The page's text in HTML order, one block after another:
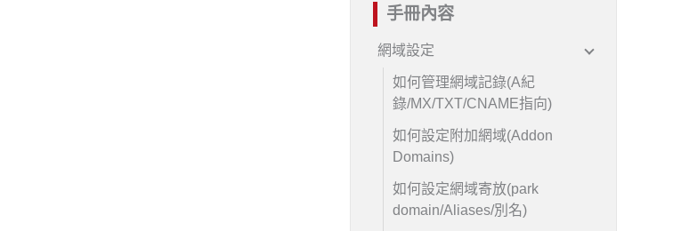
手冊內容
網域設定
如何管理網域記錄(A紀
錄/MX/TXT/CNAME指向)
如何設定附加網域(Addon
Domains)
如何設定網域寄放(park
domain/Aliases/別名)